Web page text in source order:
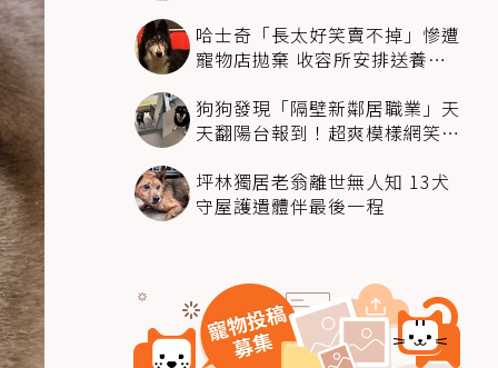
哈士奇「長太好笑賣不掉」慘遭
寵物店拋棄 收容所安排送養活
狗狗發現「隔壁新鄰居職業」天
天翻陽台報到！超爽模樣網笑
坪林獨居老翁離世無人知 13犬
守屋護遺體伴最後一程